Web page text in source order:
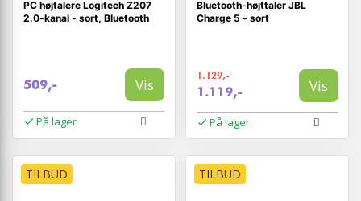
PC højtalere Logitech Z207
2.0-kanal - sort, Bluetooth
509,- Vis
På lager
Bluetooth-højttaler JBL
Charge 5 - sort
1.129,-
1.119,- Vis
På lager
TILBUD TILBUD